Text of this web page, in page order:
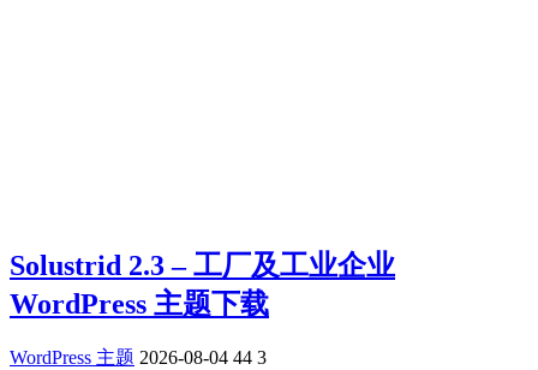
Solustrid 2.3 – 工厂及工业企业
WordPress 主题下载
WordPress 主题 2026-08-04 44 3